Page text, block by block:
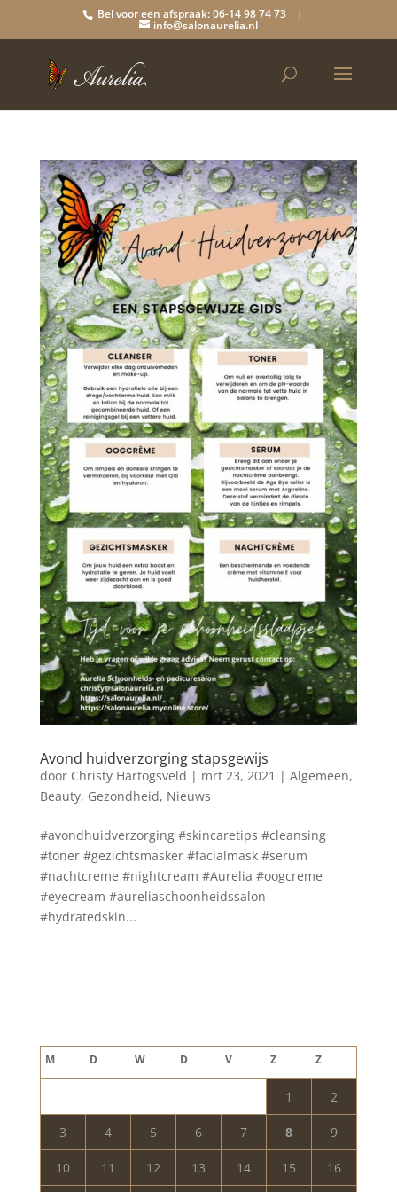
Bel voor een afspraak: 06-14 98 74 73 |
info@salonaurelia.nl
Avond huidverzorging stapsgewijs
door Christy Hartogsveld | mrt 23, 2021 | Algemeen,
Beauty, Gezondheid, Nieuws
#avondhuidverzorging #skincaretips #cleansing
#toner #gezichtsmasker #facialmask #serum
#nachtcreme #nightcream #Aurelia #oogcreme
#eyecream #aureliaschoonheidssalon
#hydratedskin...
M D W D V Z Z
1 2
3 4 5 6 7 8 9
10 11 12 13 14 15 16